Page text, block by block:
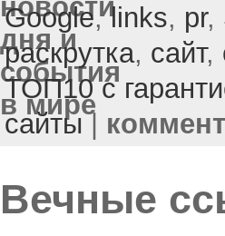
Google,links, pr,
раскрутка, сайт,
ТОП10 с
сайты|
Вечные